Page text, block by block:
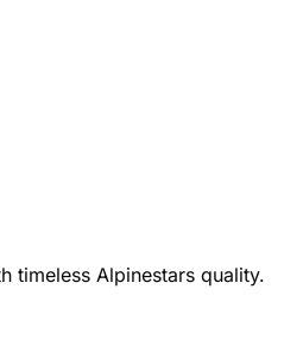
timeless Alpinestars quality.